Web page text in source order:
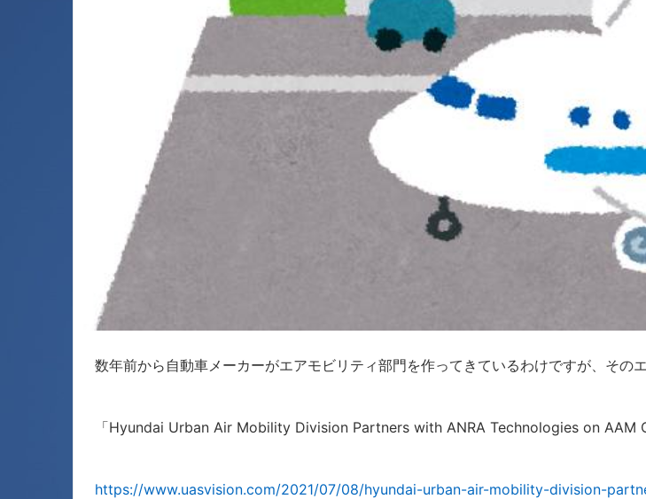
数年前から自動車メーカーがエアモビリティ部門を作ってきているわけですが、その
「Hyundai Urban Air Mobility Division Partners with ANRA Technologies on AAM
https://www.uasvision.com/2021/07/08/hyundai-urban-air-mobility-division-